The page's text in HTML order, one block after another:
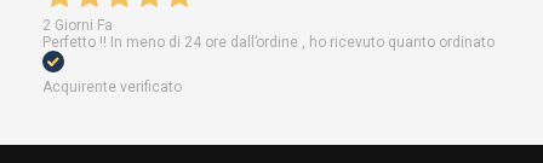
2 Giorni Fa
Perfetto !! In meno di 24 ore dall’ordine , ho ricevuto quanto ordinato
Acquirente verificato